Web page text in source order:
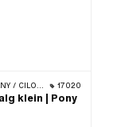
521 & 512) 17020
klein | Pony